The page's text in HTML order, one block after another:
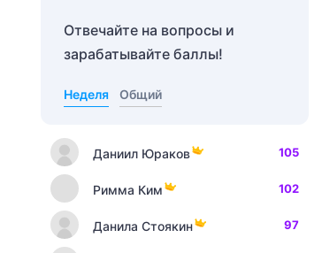
Отвечайте на вопросы и
зарабатывайте баллы!
Неделя Общий
Даниил Юраков 105
Римма Ким 102
Данила Стоякин 97